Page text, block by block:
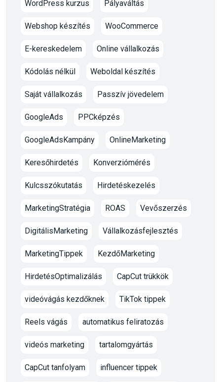
WordPress kurzus Pályaváltás
Webshop készítés WooCommerce
E-kereskedelem Online vállalkozás
Kódolás nélkül Weboldal készítés
Saját vállalkozás Passzív jövedelem
GoogleAds PPCképzés
GoogleAdsKampány OnlineMarketing
Keresőhirdetés Konverziómérés
Kulcsszókutatás Hirdetéskezelés
MarketingStratégia ROAS Vevőszerzés
DigitálisMarketing Vállalkozásfejlesztés
MarketingTippek KezdőMarketing
HirdetésOptimalizálás CapCut trükkök
videóvágás kezdőknek TikTok tippek
Reels vágás automatikus feliratozás
videós marketing tartalomgyártás
CapCut tanfolyam influencer tippek